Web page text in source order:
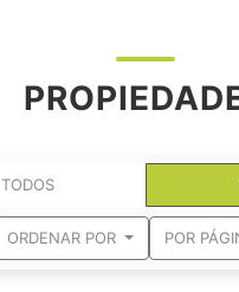
TODOS
ORDENAR POR POR